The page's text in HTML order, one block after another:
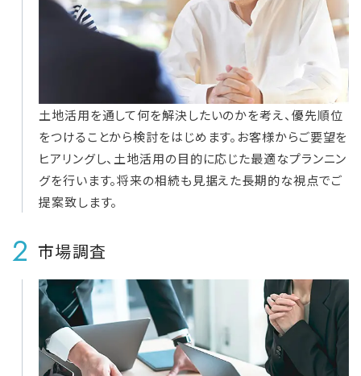
土地活用を通して何を解決したいのかを考え、優先順位
をつけることから検討をはじめます。お客様からご要望を
ヒアリングし、土地活用の目的に応じた最適なプランニン
グを行います。将来の相続も見据えた長期的な視点でご
提案致します。
2 市場調査